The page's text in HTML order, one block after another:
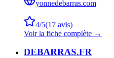
yonnedebarras.com
4/5(17 avis)
Voir la fiche complète →
DEBARRAS.FR